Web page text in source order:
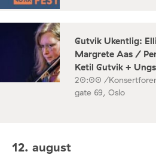
Gutvik Ukentlig:
Margrete Aas /
Ketil Gutvik +
20:00 /
gate 69, Oslo
12. august